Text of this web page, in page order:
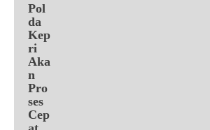
Pol
da
Kep
ri
Aka
n
Pro
ses
Cep